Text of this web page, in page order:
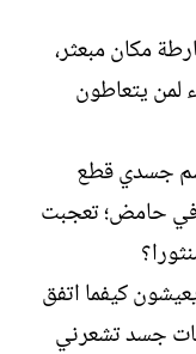
مكان مبعثر،
لمن يتعاطون
جسدي قطع
في حامض؛ تعجبت
كيفما اتفق
جسد تشعرني